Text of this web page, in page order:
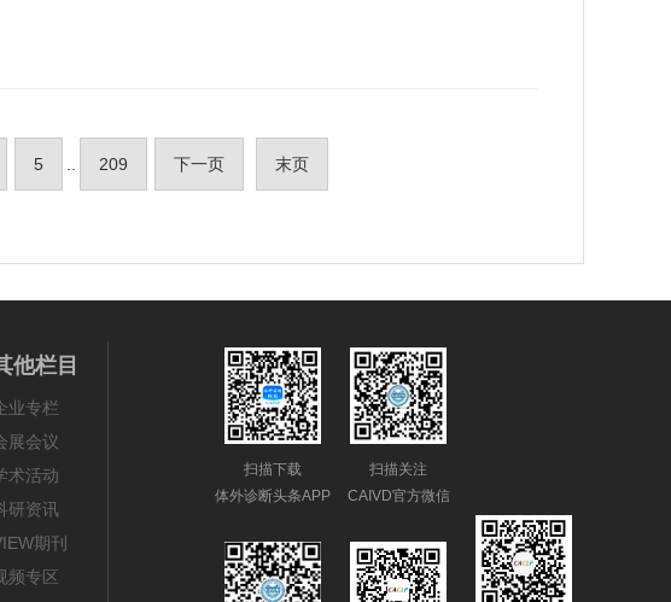
5 .. 209 下一页 末页
他栏目
业专栏
展会议
术活动
研资讯
期刊
频专区
扫描下载
体外诊断头条APP
扫描关注
CAIVD官方微信